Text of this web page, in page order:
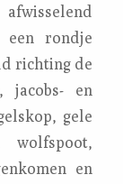
een rondje
richting de
jacobs- en
gele
wolfspoot,
en